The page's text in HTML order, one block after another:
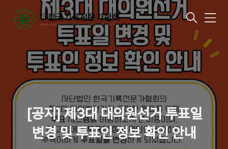
메
[공지] 제3대 대의원선거 투표일
변경 및 투표인 정보 확인 안내